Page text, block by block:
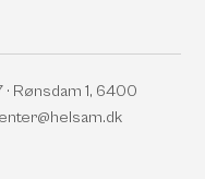
Rønsdam 1, 6400